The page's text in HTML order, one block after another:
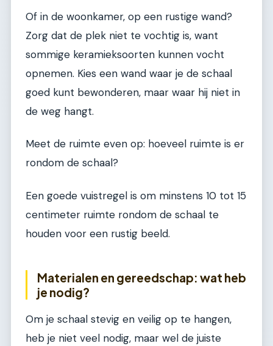
Of in de woonkamer, op een rustige wand?
Zorg dat de plek niet te vochtig is, want
sommige keramieksoorten kunnen vocht
opnemen. Kies een wand waar je de schaal
goed kunt bewonderen, maar waar hij niet in
de weg hangt.
Meet de ruimte even op: hoeveel ruimte is er
rondom de schaal?
Een goede vuistregel is om minstens 10 tot 15
centimeter ruimte rondom de schaal te
houden voor een rustig beeld.
Materialen en gereedschap: wat heb
je nodig?
Om je schaal stevig en veilig op te hangen,
heb je niet veel nodig, maar wel de juiste